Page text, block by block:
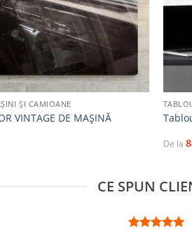
ŞI CAMIOANE
VINTAGE DE MAȘINĂ
De la
CE SPUN